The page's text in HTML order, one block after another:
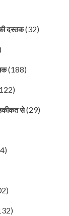
दस्तक(32)
(188)
से(29)